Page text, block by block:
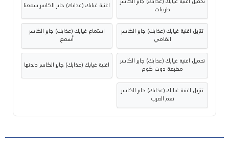
تحميل اغنية غيابك (عذابك) جابر الكاسر
طربيات
اغنية غيابك (عذابك) جابر الكاسر سمعنا
تنزيل اغنية غيابك (عذابك) جابر الكاسر
انغامي
استماع غيابك (عذابك) جابر الكاسر
أسمع
تحميل اغنية غيابك (عذابك) جابر الكاسر
مطبعة دوت كوم
اغنية غيابك (عذابك) جابر الكاسر دندنها
تنزيل اغنية غيابك (عذابك) جابر الكاسر
نغم العرب